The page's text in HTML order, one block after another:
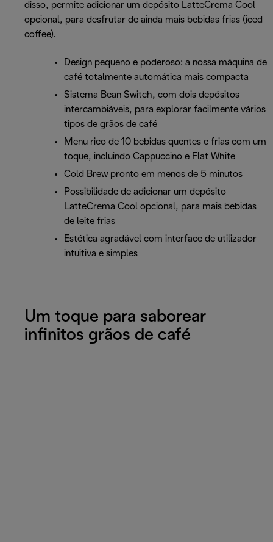
disso, permite adicionar um depósito LatteCrema Cool
opcional, para desfrutar de ainda mais bebidas frias (iced
coffee).
Design pequeno e poderoso: a nossa máquina de
café totalmente automática mais compacta
Sistema Bean Switch, com dois depósitos
intercambiáveis, para explorar facilmente vários
tipos de grãos de café
Menu rico de 10 bebidas quentes e frias com um
toque, incluindo Cappuccino e Flat White
Cold Brew pronto em menos de 5 minutos
Possibilidade de adicionar um depósito
LatteCrema Cool opcional, para mais bebidas
de leite frias
Estética agradável com interface de utilizador
intuitiva e simples
Um toque para saborear
infinitos grãos de café